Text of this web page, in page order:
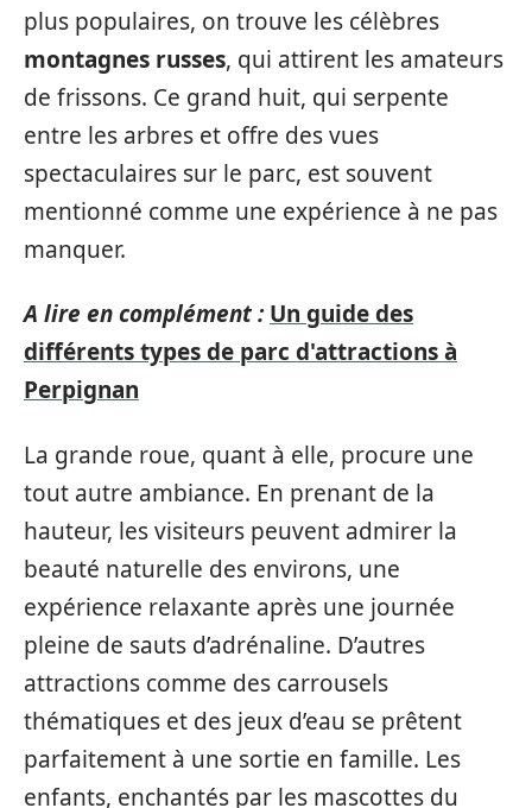
plus populaires, on trouve les célèbres
montagnes russes, qui attirent les amateurs
de frissons. Ce grand huit, qui serpente
entre les arbres et offre des vues
spectaculaires sur le parc, est souvent
mentionné comme une expérience à ne pas
manquer.
A lire en complément : Un guide des
différents types de parc d'attractions à
Perpignan
La grande roue, quant à elle, procure une
tout autre ambiance. En prenant de la
hauteur, les visiteurs peuvent admirer la
beauté naturelle des environs, une
expérience relaxante après une journée
pleine de sauts d’adrénaline. D’autres
attractions comme des carrousels
thématiques et des jeux d’eau se prêtent
parfaitement à une sortie en famille. Les
enfants, enchantés par les mascottes du